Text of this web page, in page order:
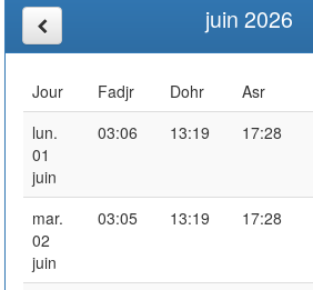
juin 2026
Jour Fadjr Dohr Asr
lun.
01
juin
03:06 13:19 17:28
mar.
02
juin
03:05 13:19 17:28